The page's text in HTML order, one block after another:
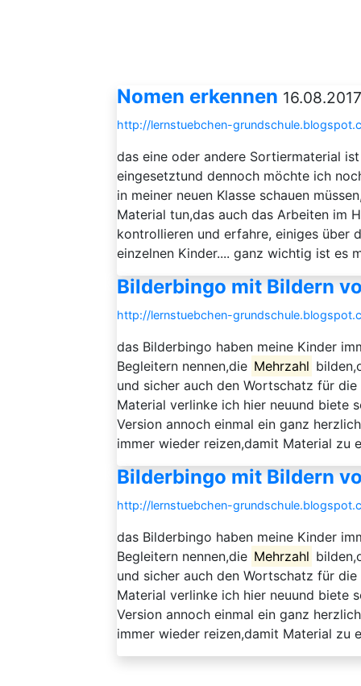
Nomen erkennen
http://lernstuebchen-
das eine oder andere Sortiermaterial
eingesetztund dennoch möchte ich
in meiner neuen Klasse schauen
Material tun,das auch das Arbeiten im
kontrollieren und erfahre, einiges über
einzelnen Kinder.... ganz wichtig ist es
Bilderbingo mit Bildern
http://lernstuebchen-
das Bilderbingo haben meine Kinder
Begleitern nennen,die Mehrzahl
und sicher auch den Wortschatz für
Material verlinke ich hier neuund biete
Version annoch einmal ein ganz
immer wieder reizen,damit Material zu
Bilderbingo mit Bildern
http://lernstuebchen-
das Bilderbingo haben meine Kinder
Begleitern nennen,die Mehrzahl
und sicher auch den Wortschatz für
Material verlinke ich hier neuund biete
Version annoch einmal ein ganz
immer wieder reizen,damit Material zu